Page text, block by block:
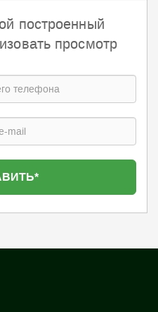
построенный
просмотр